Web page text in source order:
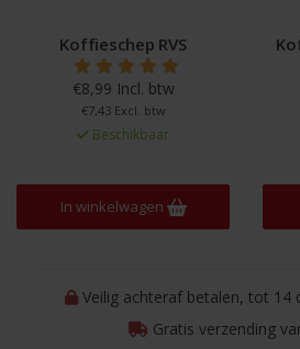
Koffieschep RVS
€8,99 Incl. btw
€7,43 Excl. btw
Beschikbaar
In winkelwagen
Veilig achteraf betalen, tot 14
Gratis verzending